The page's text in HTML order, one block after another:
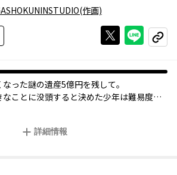
(作画)
Xで投稿する
ライン
コピー
った――謎の遺産5億円を残して。
ことに没頭すると決めた少年は難易度最
、ゲームの世界へ強制的に送り込まれ――な
詳細情報